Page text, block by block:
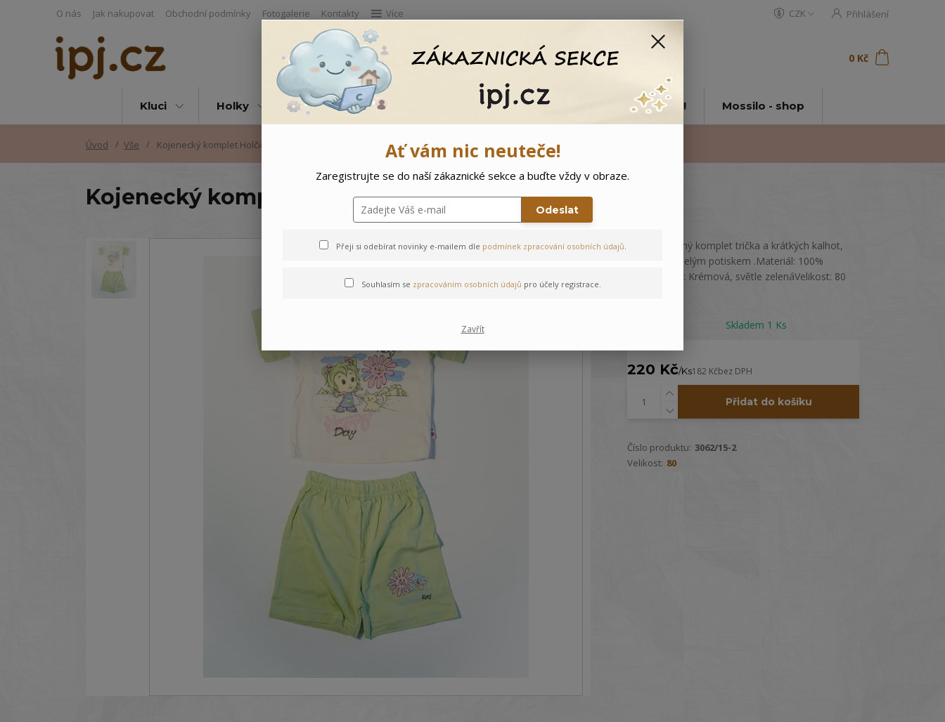
O nás Jak nakupovat Obchodní podmínky Fotogalerie Kontakty Více CZK Přihlášení
Hledat 0 Kč
Kluci Holky Vše Doprodej Ostatní 🌲 Vítejte ve světě Mossilo! Mossilo - shop
Úvod Vše Kojenecký komplet Holčička - 80
Kojenecký komplet Holčička - 80
Letní bavlněný komplet trička a krátkých kalhot,
zdobený veselým potiskem .Materiál: 100%
bavlnaBarva: Krémová, světle zelenáVelikost: 80
Skladem 1 Ks
220 Kč/Ks182 Kčbez DPH
Přidat do košíku
Číslo produktu: 3062/15-2
Velikost: 80
Ať vám nic neuteče!
Zaregistrujte se do naší zákaznické sekce a buďte vždy v obraze.
Odeslat
Přeji si odebírat novinky e-mailem dle podmínek zpracování osobních údajů.
Souhlasím se zpracováním osobních údajů pro účely registrace.
Zavřít